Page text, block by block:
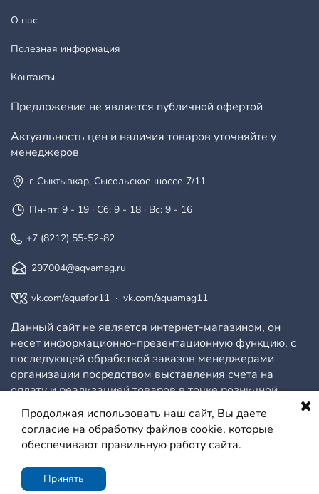
О нас
Полезная информация
Контакты
Предложение не является публичной офертой
Актуальность цен и наличия товаров уточняйте у
менеджеров
г. Сыктывкар, Сысольское шоссе 7/11
Пн-пт: 9 - 19 · Сб: 9 - 18 · Вс: 9 - 16
+7 (8212) 55-52-82
297004@aqvamag.ru
vk.com/aquafor11 · vk.com/aquamag11
Данный сайт не является интернет-магазином, он
несет информационно-презентационную функцию, с
последующей обработкой заказов менеджерами
организации посредством выставления счета на
оплату и реализацией товаров в точке розничной
продажи.
© ООО АКВАМАГ, 2026
Политика конфиденциальности
Сайт создан на платформе МойБизнес2
Продолжая использовать наш сайт, Вы даете
согласие на обработку файлов cookie, которые
обеспечивают правильную работу сайта.
Принять